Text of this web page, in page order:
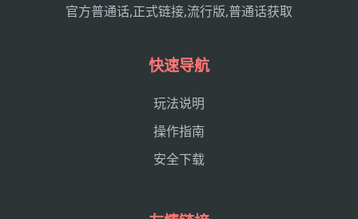
官方普通话,正式链接,流行版,普通话获取
快速导航
玩法说明
操作指南
安全下载